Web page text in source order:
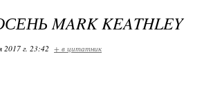
MARK KEATHLEY
2017 г. 23:42 + в цитатник